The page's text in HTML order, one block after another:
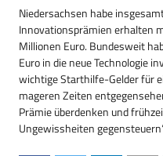
Niedersachsen habe
Innovationsprämien erhalten
Millionen Euro. Bundesweit
Euro in die neue Technologie
wichtige Starthilfe-Gelder für
mageren Zeiten
Prämie überdenken und
Ungewissheiten